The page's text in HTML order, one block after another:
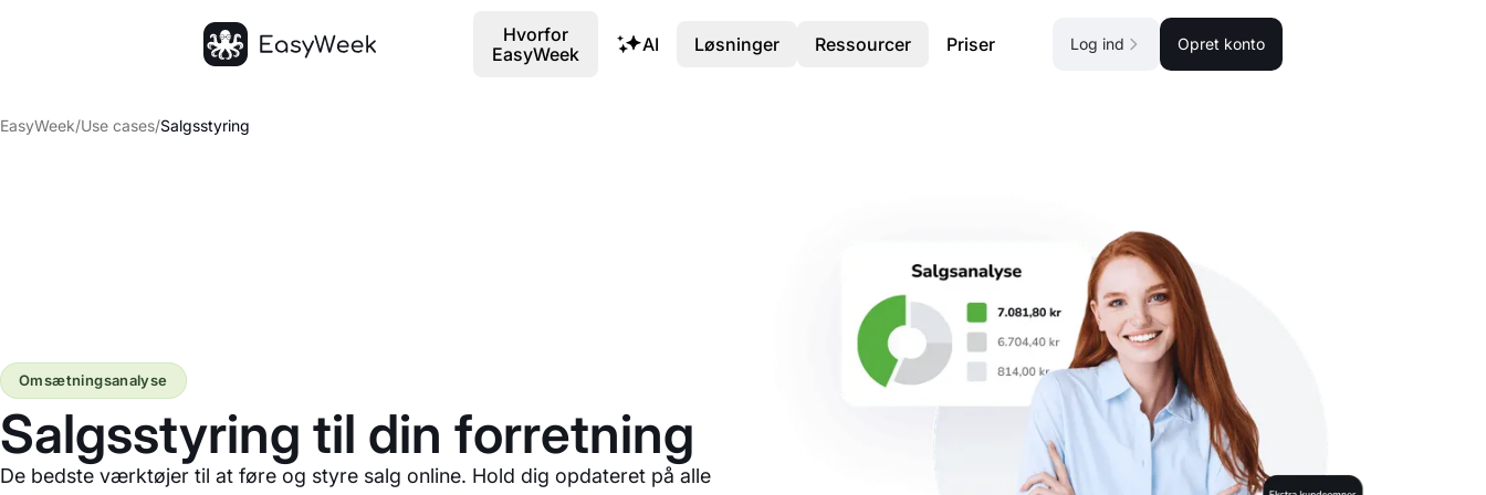
EasyWeek/Use cases/Salgsstyring
Salgsstyring til din forretning
De bedste værktøjer til at føre og styre salg online. Hold dig opdateret på alle
Omsætningsanalyse
Hvorfor
EasyWeek
AI Løsninger Ressourcer Priser Log ind Opret konto